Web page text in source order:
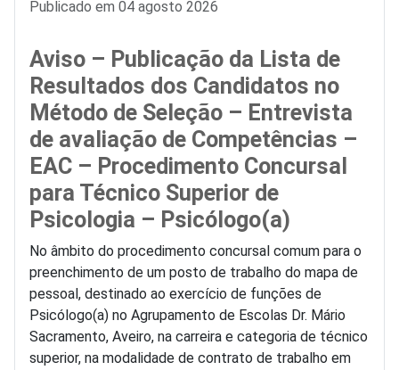
Detalhes
Publicado em 04 agosto 2026
Aviso – Publicação da Lista de
Resultados dos Candidatos no
Método de Seleção – Entrevista
de avaliação de Competências –
EAC – Procedimento Concursal
para Técnico Superior de
Psicologia – Psicólogo(a)
No âmbito do procedimento concursal comum para o
preenchimento de um posto de trabalho do mapa de
pessoal, destinado ao exercício de funções de
Psicólogo(a) no Agrupamento de Escolas Dr. Mário
Sacramento, Aveiro, na carreira e categoria de técnico
superior, na modalidade de contrato de trabalho em